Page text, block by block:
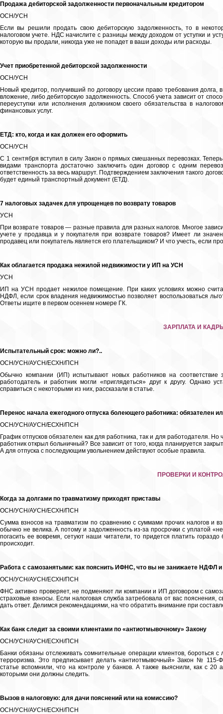
Продажа дебиторской задолженности первоначальным кредитором
ОСН/УСН
Если вы решили продать свою дебиторскую задолженность, то в
налоговом учете. НДС начислите с разницы между доходом от уступки и
которую вы продали, никогда уже не попадет в ваши доходы или расходы.
Учет приобретенной дебиторской задолженности
ОСН/УСН
Новый кредитор, получивший по договору цессии право требования долга,
вложение, либо дебиторскую задолженность. Способ учета зависит от
переуступки или исполнения должником своего обязательства в
финансовых услуг.
ЕТД: кто, когда и как должен его оформить
ОСН/УСН
С 1 сентября вступил в силу Закон о прямых смешанных перевозках.
видами транспорта достаточно заключить один договор с одним
ответственность за весь маршрут. Подтверждением заключения такого
будет единый транспортный документ (ЕТД).
7 налоговых задачек для упрощенцев по возврату товаров
УСН
При возврате товаров — разные правила для разных налогов. Многое
учете у продавца и у покупателя при возврате товаров? Имеет ли
продавец или покупатель является его плательщиком? И что учесть, если
Как облагается продажа нежилой недвижимости у ИП на УСН
УСН
ИП на УСН продает нежилое помещение. При каких условиях можно
НДФЛ, если срок владения недвижимостью позволяет воспользоваться
Ответы ищите в первом осеннем номере ГК.
ЗАРПЛАТА И
Испытательный срок: можно ли?..
ОСН/УСН/АУСН/ЕСХН/ПСН
Обычно компании (ИП) испытывают новых работников на
работодатель и работник могли «приглядеться» друг к другу. Однако
справиться с некоторыми из них, рассказали в статье.
Перенос начала ежегодного отпуска болеющего работника: обязателен
ОСН/УСН/АУСН/ЕСХН/ПСН
График отпусков обязателен как для работника, так и для работодателя.
работник открыл больничный? Все зависит от того, когда планируется
А для отпуска с последующим увольнением действуют особые правила.
ПРОВЕРКИ И
Когда за долгами по травматизму приходят приставы
ОСН/УСН/АУСН/ЕСХН/ПСН
Сумма взносов на травматизм по сравнению с суммами прочих налогов и
обычно не велика. А потому и задолженность из-за просрочки с уплатой
погасить ее вовремя, сетуют наши читатели, то придется платить
происходит.
Работа с самозанятыми: как пояснить ИФНС, что вы не занижаете НДФЛ
ОСН/УСН/АУСН/ЕСХН/ПСН
ФНС активно проверяет, не подменяют ли компании и ИП договором с
страховые взносы. Если налоговая служба затребовала от вас
дать ответ. Делимся рекомендациями, на что обратить внимание при
Как банк следит за своими клиентами по «антиотмывочному» Закону
ОСН/УСН/АУСН/ЕСХН/ПСН
Банки обязаны отслеживать сомнительные операции клиентов, бороться
терроризма. Это предписывает делать «антиотмывочный» Закон № 115-
статье вспомнили, что на контроле у банков. А также выяснили, как с 20
которыми они должны следить.
Вызов в налоговую: для дачи пояснений или на комиссию?
ОСН/УСН/АУСН/ЕСХН/ПСН